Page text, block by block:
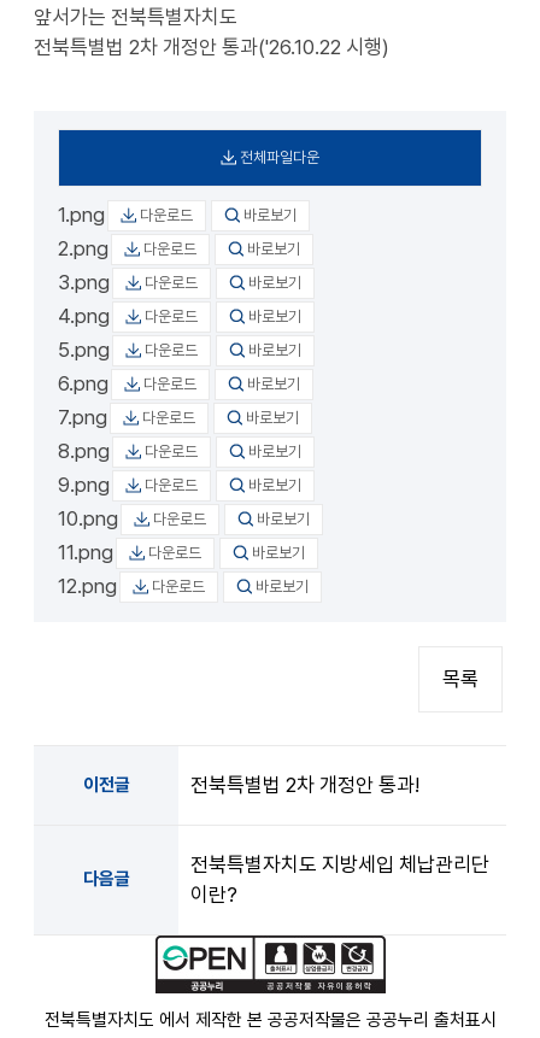
앞서가는 전북특별자치도
전북특별법 2차 개정안 통과('26.10.22 시행)
전체파일다운
1.png 다운로드 바로보기
2.png 다운로드 바로보기
3.png 다운로드 바로보기
4.png 다운로드 바로보기
5.png 다운로드 바로보기
6.png 다운로드 바로보기
7.png 다운로드 바로보기
8.png 다운로드 바로보기
9.png 다운로드 바로보기
10.png 다운로드 바로보기
11.png 다운로드 바로보기
12.png 다운로드 바로보기
목록
이전글 전북특별법 2차 개정안 통과!
다음글
전북특별자치도 지방세입 체납관리단
이란?
전북특별자치도 에서 제작한 본 공공저작물은 공공누리 출처표시